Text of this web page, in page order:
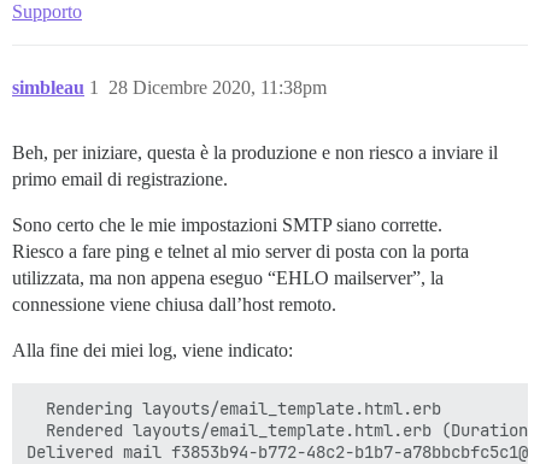
Supporto
simbleau 28 Dicembre 2020, 11:38pm
1
Beh, per iniziare, questa è la produzione e non riesco a inviare il
primo email di registrazione.
Sono certo che le mie impostazioni SMTP siano corrette.
Riesco a fare ping e telnet al mio server di posta con la porta
utilizzata, ma non appena eseguo “EHLO mailserver”, la
connessione viene chiusa dall’host remoto.
Alla fine dei miei log, viene indicato:
  Rendering layouts/email_template.html.erb
Rendered layouts/email_template.html.erb
Delivered mail f3853b94-b772-48c2-b1b7-